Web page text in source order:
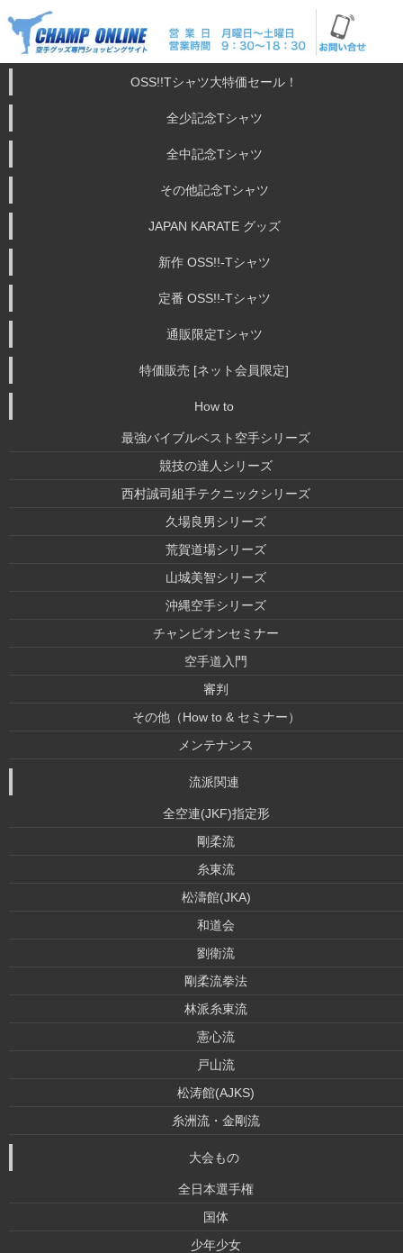
OSS!!Tシャツ大特価セール！
全少記念Tシャツ
全中記念Tシャツ
その他記念Tシャツ
JAPAN KARATE グッズ
新作 OSS!!-Tシャツ
定番 OSS!!-Tシャツ
通販限定Tシャツ
特価販売 [ネット会員限定]
How to
最強バイブルベスト空手シリーズ
競技の達人シリーズ
西村誠司組手テクニックシリーズ
久場良男シリーズ
荒賀道場シリーズ
山城美智シリーズ
沖縄空手シリーズ
チャンピオンセミナー
空手道入門
審判
その他（How to & セミナー）
メンテナンス
流派関連
全空連(JKF)指定形
剛柔流
糸東流
松濤館(JKA)
和道会
劉衛流
剛柔流拳法
林派糸東流
憲心流
戸山流
松涛館(AJKS)
糸洲流・金剛流
大会もの
全日本選手権
国体
少年少女